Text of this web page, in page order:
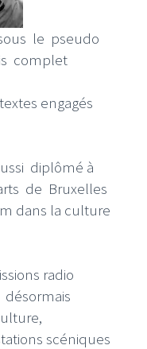
le pseudo
complet
engagés
diplômé à
de Bruxelles
dans la culture
radio
scéniques